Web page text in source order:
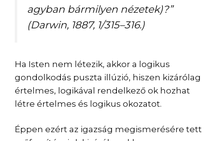
agyban bármilyen nézetek)?”
(Darwin, 1887, 1/315–316.)
Ha Isten nem létezik, akkor a logikus
gondolkodás puszta illúzió, hiszen kizárólag
értelmes, logikával rendelkező ok hozhat
létre értelmes és logikus okozatot.
Éppen ezért az igazság megismerésére tett